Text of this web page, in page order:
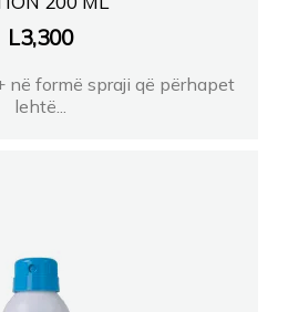
L3,300
në formë spraji që përhapet
lehtë...